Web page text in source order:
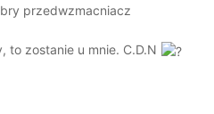
przedwzmacniacz
to zostanie u mnie. C.D.N